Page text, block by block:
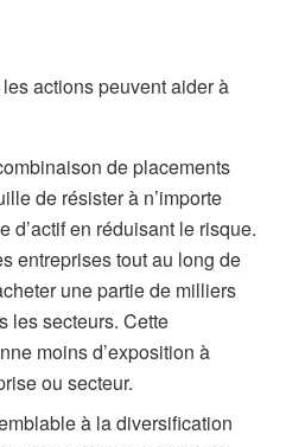
actions peuvent aider à
de placements
de résister à n’importe
d’actif en réduisant le risque.
entreprises tout au long de
une partie de milliers
les secteurs. Cette
moins d’exposition à
ou secteur.
à la diversification